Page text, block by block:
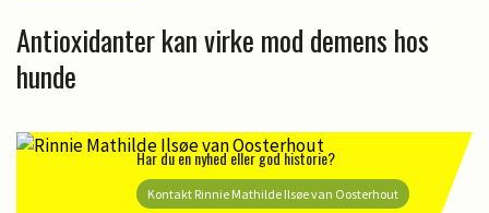
Antioxidanter kan virke mod demens hos
hunde
Har du en nyhed eller god historie?
Kontakt Rinnie Mathilde Ilsøe van Oosterhout